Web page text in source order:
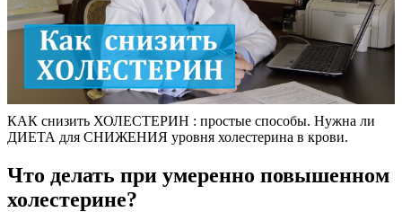
КАК снизить ХОЛЕСТЕРИН : простые способы. Нужна ли
ДИЕТА для СНИЖЕНИЯ уровня холестерина в крови.
Что делать при умеренно повышенном
холестерине?